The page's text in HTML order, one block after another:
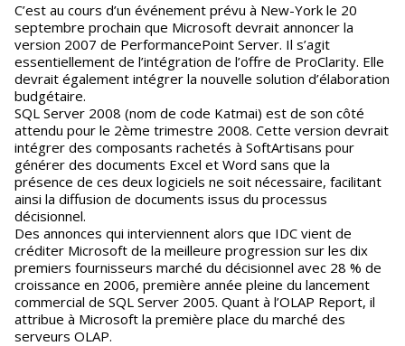
C’est au cours d’un événement prévu à New-York le 20
septembre prochain que Microsoft devrait annoncer la
version 2007 de PerformancePoint Server. Il s’agit
essentiellement de l’intégration de l’offre de ProClarity. Elle
devrait également intégrer la nouvelle solution d’élaboration
budgétaire.
SQL Server 2008 (nom de code Katmai) est de son côté
attendu pour le 2ème trimestre 2008. Cette version devrait
intégrer des composants rachetés à SoftArtisans pour
générer des documents Excel et Word sans que la
présence de ces deux logiciels ne soit nécessaire, facilitant
ainsi la diffusion de documents issus du processus
décisionnel.
Des annonces qui interviennent alors que IDC vient de
créditer Microsoft de la meilleure progression sur les dix
premiers fournisseurs marché du décisionnel avec 28 % de
croissance en 2006, première année pleine du lancement
commercial de SQL Server 2005. Quant à l’OLAP Report, il
attribue à Microsoft la première place du marché des
serveurs OLAP.